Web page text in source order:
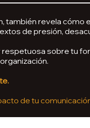
también revela cómo
de presión,
sobre tu
de tu